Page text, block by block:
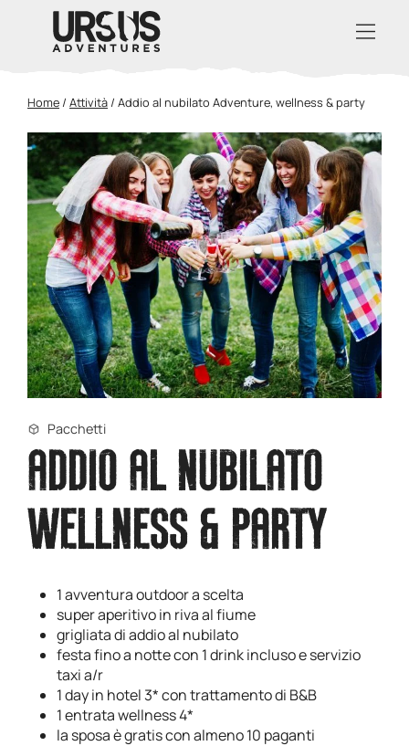
Home / Attività / Addio al nubilato Adventure, wellness & party
Pacchetti
ADDIO AL NUBILATO
WELLNESS & PARTY
1 avventura outdoor a scelta
super aperitivo in riva al fiume
grigliata di addio al nubilato
festa fino a notte con 1 drink incluso e servizio
taxi a/r
1 day in hotel 3* con trattamento di B&B
1 entrata wellness 4*
la sposa è gratis con almeno 10 paganti